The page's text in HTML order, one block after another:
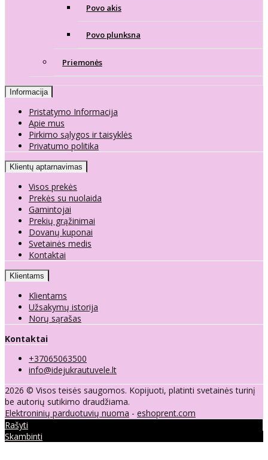
Povo akis
Povo plunksna
Priemonės
Informacija
Pristatymo Informacija
Apie mus
Pirkimo sąlygos ir taisyklės
Privatumo politika
Klientų aptarnavimas
Visos prekės
Prekės su nuolaida
Gamintojai
Prekių grąžinimai
Dovanų kuponai
Svetainės medis
Kontaktai
Klientams
Klientams
Užsakymų istorija
Norų sąrašas
Kontaktai
+37065063500
info@idejukrautuvele.lt
2026 © Visos teisės saugomos. Kopijuoti, platinti svetainės turinį
be autorių sutikimo draudžiama.
Elektroninių parduotuvių nuoma - eshoprent.com
Rašyti
Skambinti